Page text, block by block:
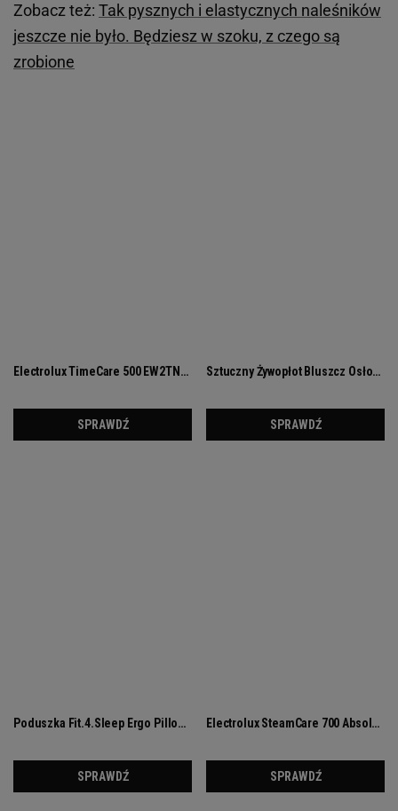
Zobacz też: Tak pysznych i elastycznych naleśników
jeszcze nie było. Będziesz w szoku, z czego są
zrobione